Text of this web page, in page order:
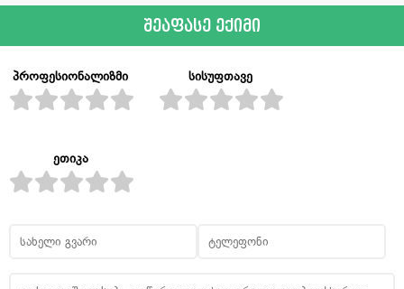
შეაფასე ექიმი
პროფესიონალიზმი სისუფთავე
ეთიკა